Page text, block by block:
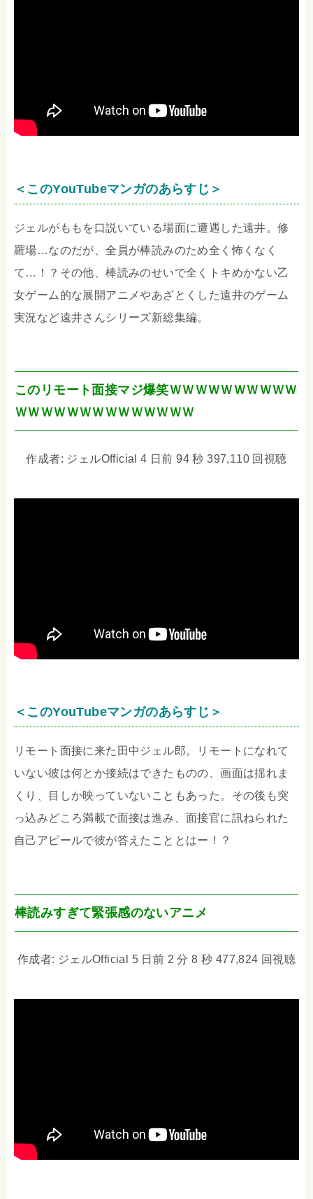
＜このYouTubeマンガのあらすじ＞
ジェルがももを口説いている場面に遭遇した遠井。修
羅場…なのだが、全員が棒読みのため全く怖くなく
て…！？その他、棒読みのせいで全くトキめかない乙
女ゲーム的な展開アニメやあざとくした遠井のゲーム
実況など遠井さんシリーズ新総集編。
このリモート面接マジ爆笑ＷＷＷＷＷＷＷＷＷＷ
ＷＷＷＷＷＷＷＷＷＷＷＷＷＷ
作成者: ジェルOfficial 4 日前 94 秒 397,110 回視聴
＜このYouTubeマンガのあらすじ＞
リモート面接に来た田中ジェル郎。リモートになれて
いない彼は何とか接続はできたものの、画面は揺れま
くり、目しか映っていないこともあった。その後も突
っ込みどころ満載で面接は進み、面接官に訊ねられた
自己アピールで彼が答えたこととはー！？
棒読みすぎて緊張感のないアニメ
作成者: ジェルOfficial 5 日前 2 分 8 秒 477,824 回視聴